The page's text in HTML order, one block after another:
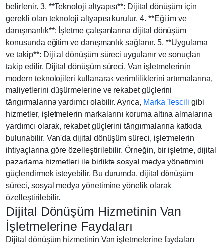
belirlenir. 3. **Teknoloji altyapısı**: Dijital dönüşüm için
gerekli olan teknoloji altyapısı kurulur. 4. **Eğitim ve
danışmanlık**: İşletme çalışanlarına dijital dönüşüm
konusunda eğitim ve danışmanlık sağlanır. 5. **Uygulama
ve takip**: Dijital dönüşüm süreci uygulanır ve sonuçları
takip edilir. Dijital dönüşüm süreci, Van işletmelerinin
modern teknolojileri kullanarak verimliliklerini artırmalarına,
maliyetlerini düşürmelerine ve rekabet güçlerini
tăngırmalarına yardımcı olabilir. Ayrıca, Marka Tescili gibi
hizmetler, işletmelerin markalarını koruma altına almalarına
yardımcı olarak, rekabet güçlerini tăngırmalarına katkıda
bulunabilir. Van'da dijital dönüşüm süreci, işletmelerin
ihtiyaçlarına göre özelleştirilebilir. Örneğin, bir işletme, dijital
pazarlama hizmetleri ile birlikte sosyal medya yönetimini
güçlendirmek isteyebilir. Bu durumda, dijital dönüşüm
süreci, sosyal medya yönetimine yönelik olarak
özelleştirilebilir.
Dijital Dönüşüm Hizmetinin Van
İşletmelerine Faydaları
Dijital dönüşüm hizmetinin Van işletmelerine faydaları